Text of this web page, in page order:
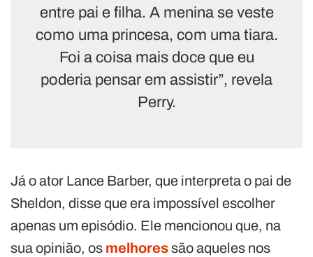
entre pai e filha. A menina se veste
como uma princesa, com uma tiara.
Foi a coisa mais doce que eu
poderia pensar em assistir”, revela
Perry.
Já o ator Lance Barber, que interpreta o pai de
Sheldon, disse que era impossível escolher
apenas um episódio. Ele mencionou que, na
sua opinião, os melhoressão aqueles nos